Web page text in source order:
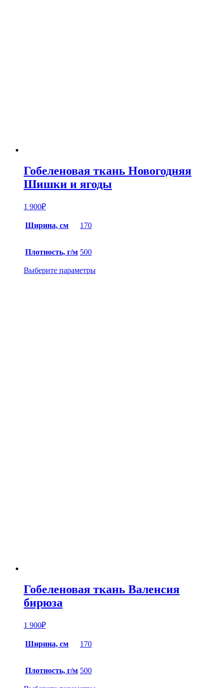
Гобеленовая ткань Новогодняя
Шишки и ягоды
1 900₽
Ширина, см 170
Плотность, г/м 500
Выберите параметры
Гобеленовая ткань Валенсия
бирюза
1 900₽
Ширина, см 170
Плотность, г/м 500